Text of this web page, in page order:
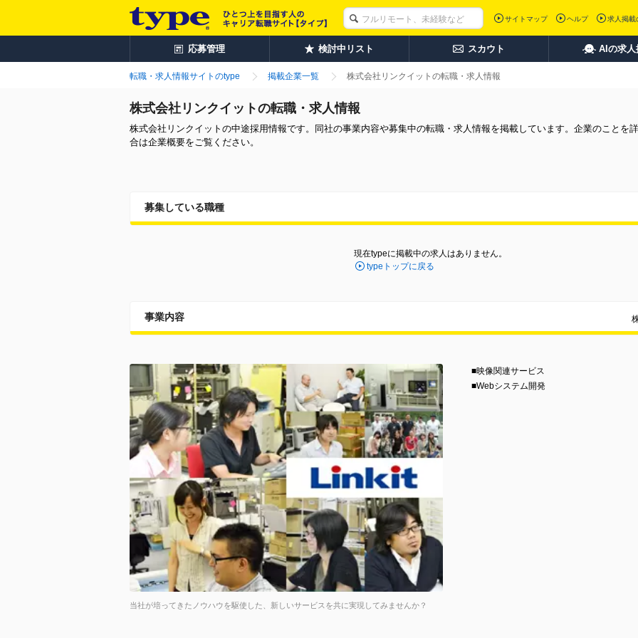
サイトマップ ヘルプ 求人掲載
応募管理 検討中リスト スカウト AIの求人
転職・求人情報サイトのtype 掲載企業一覧 株式会社リンクイットの転職・求人情報
株式会社リンクイットの転職・求人情報
株式会社リンクイットの中途採用情報です。同社の事業内容や募集中の転職・求人情報を掲載しています。企業のことを
合は企業概要をご覧ください。
募集している職種
現在typeに掲載中の求人はありません。
typeトップに戻る
事業内容
当社が培ってきたノウハウを駆使した、新しいサービスを共に実現してみませんか？
■映像関連サービス
■Webシステム開発